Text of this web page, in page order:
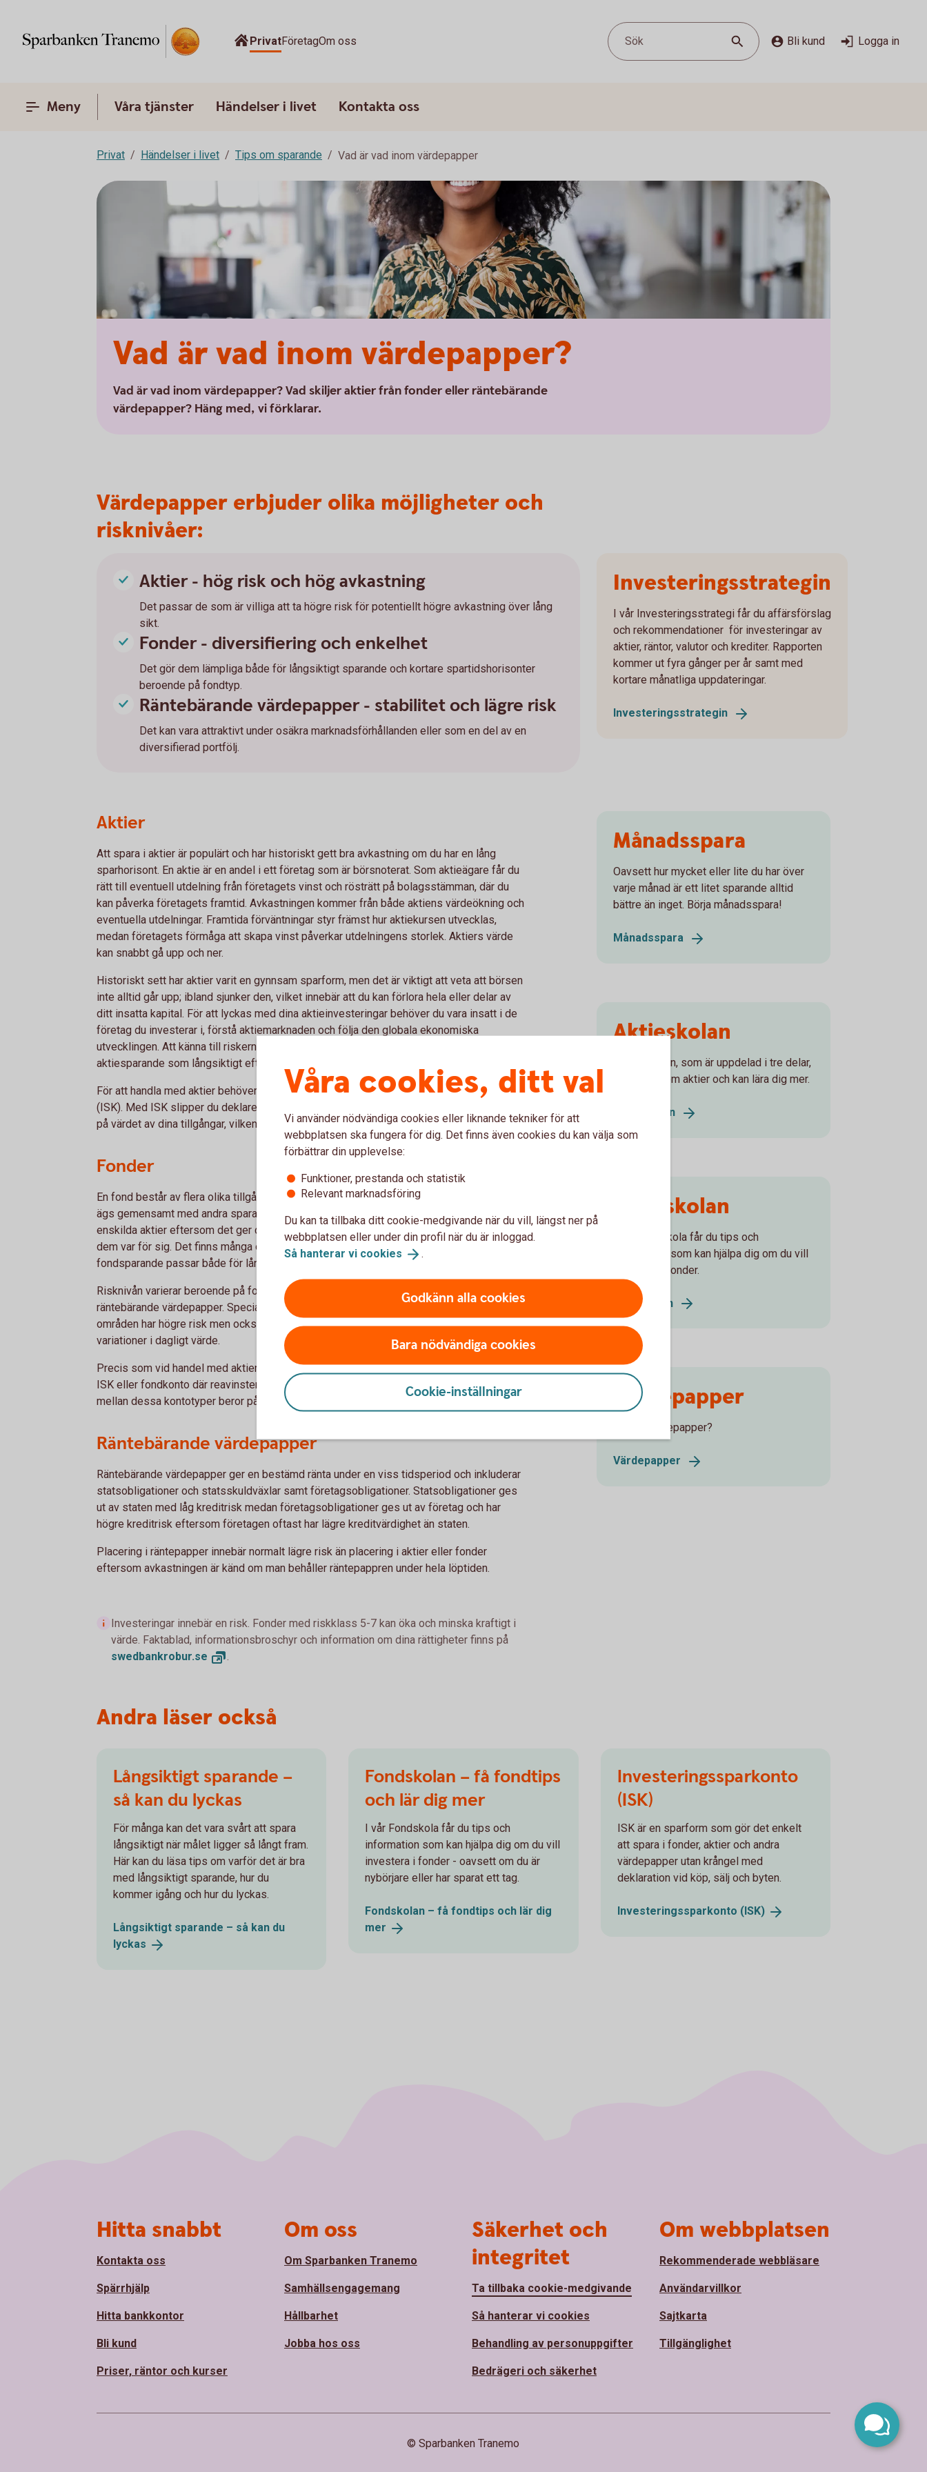
PrivatFöretagOm oss Sök Bli kund Logga in
Meny Våra tjänster Händelser i livet Kontakta oss
Privat Händelser i livet Tips om sparande Vad är vad inom värdepapper
Vad är vad inom värdepapper?
Vad är vad inom värdepapper? Vad skiljer aktier från fonder eller räntebärande
värdepapper? Häng med, vi förklarar.
Värdepapper erbjuder olika möjligheter och
risknivåer:
Aktier - hög risk och hög avkastning
Det passar de som är villiga att ta högre risk för potentiellt högre avkastning över lång
sikt.
Fonder - diversifiering och enkelhet
Det gör dem lämpliga både för långsiktigt sparande och kortare spartidshorisonter
beroende på fondtyp.
Räntebärande värdepapper - stabilitet och lägre risk
Det kan vara attraktivt under osäkra marknadsförhållanden eller som en del av en
diversifierad portfölj.
Investeringsstrategin
I vår Investeringsstrategi får du affärsförslag
och rekommendationer för investeringar av
aktier, räntor, valutor och krediter. Rapporten
kommer ut fyra gånger per år samt med
kortare månatliga uppdateringar.
Investeringsstrategin
Aktier
Att spara i aktier är populärt och har historiskt gett bra avkastning om du har en lång
sparhorisont. En aktie är en andel i ett företag som är börsnoterat. Som aktieägare får du
rätt till eventuell utdelning från företagets vinst och rösträtt på bolagsstämman, där du
kan påverka företagets framtid. Avkastningen kommer från både aktiens värdeökning och
eventuella utdelningar. Framtida förväntningar styr främst hur aktiekursen utvecklas,
medan företagets förmåga att skapa vinst påverkar utdelningens storlek. Aktiers värde
kan snabbt gå upp och ner.
Historiskt sett har aktier varit en gynnsam sparform, men det är viktigt att veta att börsen
inte alltid går upp; ibland sjunker den, vilket innebär att du kan förlora hela eller delar av
ditt insatta kapital. För att lyckas med dina aktieinvesteringar behöver du vara insatt i de
företag du investerar i, förstå aktiemarknaden och följa den globala ekonomiska
utvecklingen. Att känna till riskerna med placeringen är också viktigt. Se ditt
aktiesparande som långsiktigt eftersom det ökar chansen att dina pengar växer över tid.
För att handla med aktier behöver du ett särskilt konto, oftast ett Investeringssparkonto
(ISK). Med ISK slipper du deklarera varje affär; istället betalar du en årlig skatt baserad
på värdet av dina tillgångar, vilken rapporteras automatiskt till Skatteverket.
Fonder
En fond består av flera olika tillgångar som aktier eller räntebärande värdepapper som
ägs gemensamt med andra sparare i fonden. Fondsparande är enklare jämfört med
enskilda aktier eftersom det ger dig tillgång till olika värdepapper utan att behöva köpa
dem var för sig. Det finns många olika fonder med varierande risknivåer, vilket gör att
fondsparande passar både för långsiktigt sparande och kortare spartider.
Risknivån varierar beroende på fondens sammansättning; fler aktier innebär högre risk än
räntebärande värdepapper. Specialiserade fonder inom vissa branscher eller geografiska
områden har högre risk men också högre förväntad avkastning, vilket innebär större
variationer i dagligt värde.
Precis som vid handel med aktier behövs ett speciellt konto för fonder; här används ofta
ISK eller fondkonto där reavinster och förluster deklareras istället för årlig skatt. Valet
mellan dessa kontotyper beror på din förväntade avkastning.
Räntebärande värdepapper
Räntebärande värdepapper ger en bestämd ränta under en viss tidsperiod och inkluderar
statsobligationer och statsskuldväxlar samt företagsobligationer. Statsobligationer ges
ut av staten med låg kreditrisk medan företagsobligationer ges ut av företag och har
högre kreditrisk eftersom företagen oftast har lägre kreditvärdighet än staten.
Placering i räntepapper innebär normalt lägre risk än placering i aktier eller fonder
eftersom avkastningen är känd om man behåller räntepappren under hela löptiden.
Månadsspara
Oavsett hur mycket eller lite du har över
varje månad är ett litet sparande alltid
bättre än inget. Börja månadsspara!
Månadsspara
Aktieskolan
I Aktieskolan, som är uppdelad i tre delar,
får du tips om aktier och kan lära dig mer.
Aktieskolan
Fondskolan
I vår Fondskola får du tips och
information som kan hjälpa dig om du vill
investera i fonder.
Fondskolan
Värdepapper
Vad är värdepapper?
Värdepapper
Investeringar innebär en risk. Fonder med riskklass 5-7 kan öka och minska kraftigt i
värde. Faktablad, informationsbroschyr och information om dina rättigheter finns på
swedbankrobur.se .
Andra läser också
Långsiktigt sparande –
så kan du lyckas
För många kan det vara svårt att spara
långsiktigt när målet ligger så långt fram.
Här kan du läsa tips om varför det är bra
med långsiktigt sparande, hur du
kommer igång och hur du lyckas.
Långsiktigt sparande – så kan du
lyckas
Fondskolan – få fondtips
och lär dig mer
I vår Fondskola får du tips och
information som kan hjälpa dig om du vill
investera i fonder - oavsett om du är
nybörjare eller har sparat ett tag.
Fondskolan – få fondtips och lär dig
mer
Investeringssparkonto
(ISK)
ISK är en sparform som gör det enkelt
att spara i fonder, aktier och andra
värdepapper utan krångel med
deklaration vid köp, sälj och byten.
Investeringssparkonto (ISK)
Våra cookies, ditt val
Vi använder nödvändiga cookies eller liknande tekniker för att
webbplatsen ska fungera för dig. Det finns även cookies du kan välja som
förbättrar din upplevelse:
Funktioner, prestanda och statistik
Relevant marknadsföring
Du kan ta tillbaka ditt cookie-medgivande när du vill, längst ner på
webbplatsen eller under din profil när du är inloggad.
Så hanterar vi cookies .
Godkänn alla cookies
Bara nödvändiga cookies
Cookie-inställningar
Hitta snabbt
Kontakta oss
Spärrhjälp
Hitta bankkontor
Bli kund
Priser, räntor och kurser
Om oss
Om Sparbanken Tranemo
Samhällsengagemang
Hållbarhet
Jobba hos oss
Säkerhet och
integritet
Ta tillbaka cookie-medgivande
Så hanterar vi cookies
Behandling av personuppgifter
Bedrägeri och säkerhet
Om webbplatsen
Rekommenderade webbläsare
Användarvillkor
Sajtkarta
Tillgänglighet
© Sparbanken Tranemo